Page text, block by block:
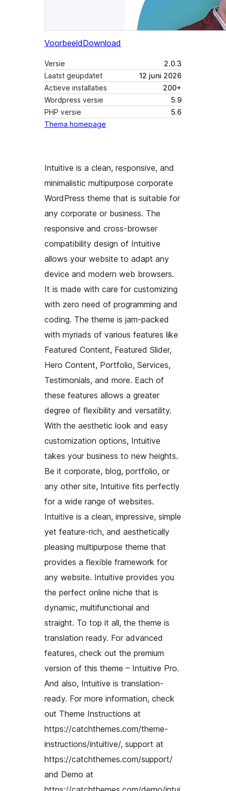
VoorbeeldDownload
Versie
2.0.3
Laatst geüpdatet
12 juni 2026
Actieve installaties
200+
Wordpress versie
5.9
PHP versie
5.6
Thema homepage
Intuitive is a clean, responsive, and
minimalistic multipurpose corporate
WordPress theme that is suitable for
any corporate or business. The
responsive and cross-browser
compatibility design of Intuitive
allows your website to adapt any
device and modern web browsers.
It is made with care for customizing
with zero need of programming and
coding. The theme is jam-packed
with myriads of various features like
Featured Content, Featured Slider,
Hero Content, Portfolio, Services,
Testimonials, and more. Each of
these features allows a greater
degree of flexibility and versatility.
With the aesthetic look and easy
customization options, Intuitive
takes your business to new heights.
Be it corporate, blog, portfolio, or
any other site, Intuitive fits perfectly
for a wide range of websites.
Intuitive is a clean, impressive, simple
yet feature-rich, and aesthetically
pleasing multipurpose theme that
provides a flexible framework for
any website. Intuitive provides you
the perfect online niche that is
dynamic, multifunctional and
straight. To top it all, the theme is
translation ready. For advanced
features, check out the premium
version of this theme – Intuitive Pro.
And also, Intuitive is translation-
ready. For more information, check
out Theme Instructions at
https://catchthemes.com/theme-
instructions/intuitive/, support at
https://catchthemes.com/support/
and Demo at